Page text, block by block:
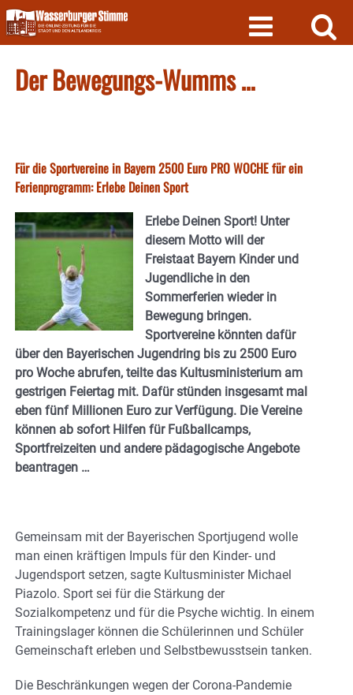
Skip
to
content
Der Bewegungs-Wumms …
Für die Sportvereine in Bayern 2500 Euro PRO WOCHE für ein
Ferienprogramm: Erlebe Deinen Sport
Erlebe Deinen Sport! Unter
diesem Motto will der
Freistaat Bayern Kinder und
Jugendliche in den
Sommerferien wieder in
Bewegung bringen.
Sportvereine könnten dafür
über den Bayerischen Jugendring bis zu 2500 Euro
pro Woche abrufen, teilte das Kultusministerium am
gestrigen Feiertag mit. Dafür stünden insgesamt mal
eben fünf Millionen Euro zur Verfügung. Die Vereine
können ab sofort Hilfen für Fußballcamps,
Sportfreizeiten und andere pädagogische Angebote
beantragen …
Gemeinsam mit der Bayerischen Sportjugend wolle
man einen kräftigen Impuls für den Kinder- und
Jugendsport setzen, sagte Kultusminister Michael
Piazolo. Sport sei für die Stärkung der
Sozialkompetenz und für die Psyche wichtig. In einem
Trainingslager können die Schülerinnen und Schüler
Gemeinschaft erleben und Selbstbewusstsein tanken.
Die Beschränkungen wegen der Corona-Pandemie